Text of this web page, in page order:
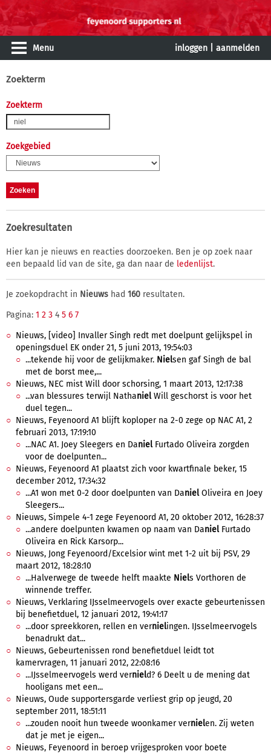
Menu inloggen aanmelden
Zoekterm
Zoekterm
Zoekgebied
Zoekresultaten
Hier kan je nieuws en reacties doorzoeken. Ben je op zoek naar
een bepaald lid van de site, ga dan naar de ledenlijst.
Je zoekopdracht in Nieuws had 160 resultaten.
Pagina: 1 2 3 4 5 6 7
Nieuws, [video] Invaller Singh redt met doelpunt gelijkspel in
openingsduel EK onder 21, 5 juni 2013, 19:54:03
...tekende hij voor de gelijkmaker. Nielsen gaf Singh de bal
met de borst mee,...
Nieuws, NEC mist Will door schorsing, 1 maart 2013, 12:17:38
...van blessures terwijl NathanielWill geschorst is voor het
duel tegen...
Nieuws, Feyenoord A1 blijft koploper na 2-0 zege op NAC A1, 2
februari 2013, 17:19:10
...NAC A1. Joey Sleegers en DanielFurtado Oliveira zorgden
voor de doelpunten...
Nieuws, Feyenoord A1 plaatst zich voor kwartfinale beker, 15
december 2012, 17:34:32
...A1 won met 0-2 door doelpunten van DanielOliveira en Joey
Sleegers...
Nieuws, Simpele 4-1 zege Feyenoord A1, 20 oktober 2012, 16:28:37
...andere doelpunten kwamen op naam van DanielFurtado
Oliveira en Rick Karsorp...
Nieuws, Jong Feyenoord/Excelsior wint met 1-2 uit bij PSV, 29
maart 2012, 18:28:10
...Halverwege de tweede helft maakte Niels Vorthoren de
winnende treffer.
Nieuws, Verklaring IJsselmeervogels over exacte gebeurtenissen
bij benefietduel, 12 januari 2012, 19:41:17
...door spreekkoren, rellen en vernielingen. IJsselmeervogels
benadrukt dat...
Nieuws, Gebeurtenissen rond benefietduel leidt tot
kamervragen, 11 januari 2012, 22:08:16
...IJsselmeervogels werd vernield? 6 Deelt u de mening dat
hooligans met een...
Nieuws, Oude supportersgarde verliest grip op jeugd, 20
september 2011, 18:51:11
...zouden nooit hun tweede woonkamer vernielen. Zij weten
dat je met je eigen...
Nieuws, Feyenoord in beroep vrijgesproken voor boete